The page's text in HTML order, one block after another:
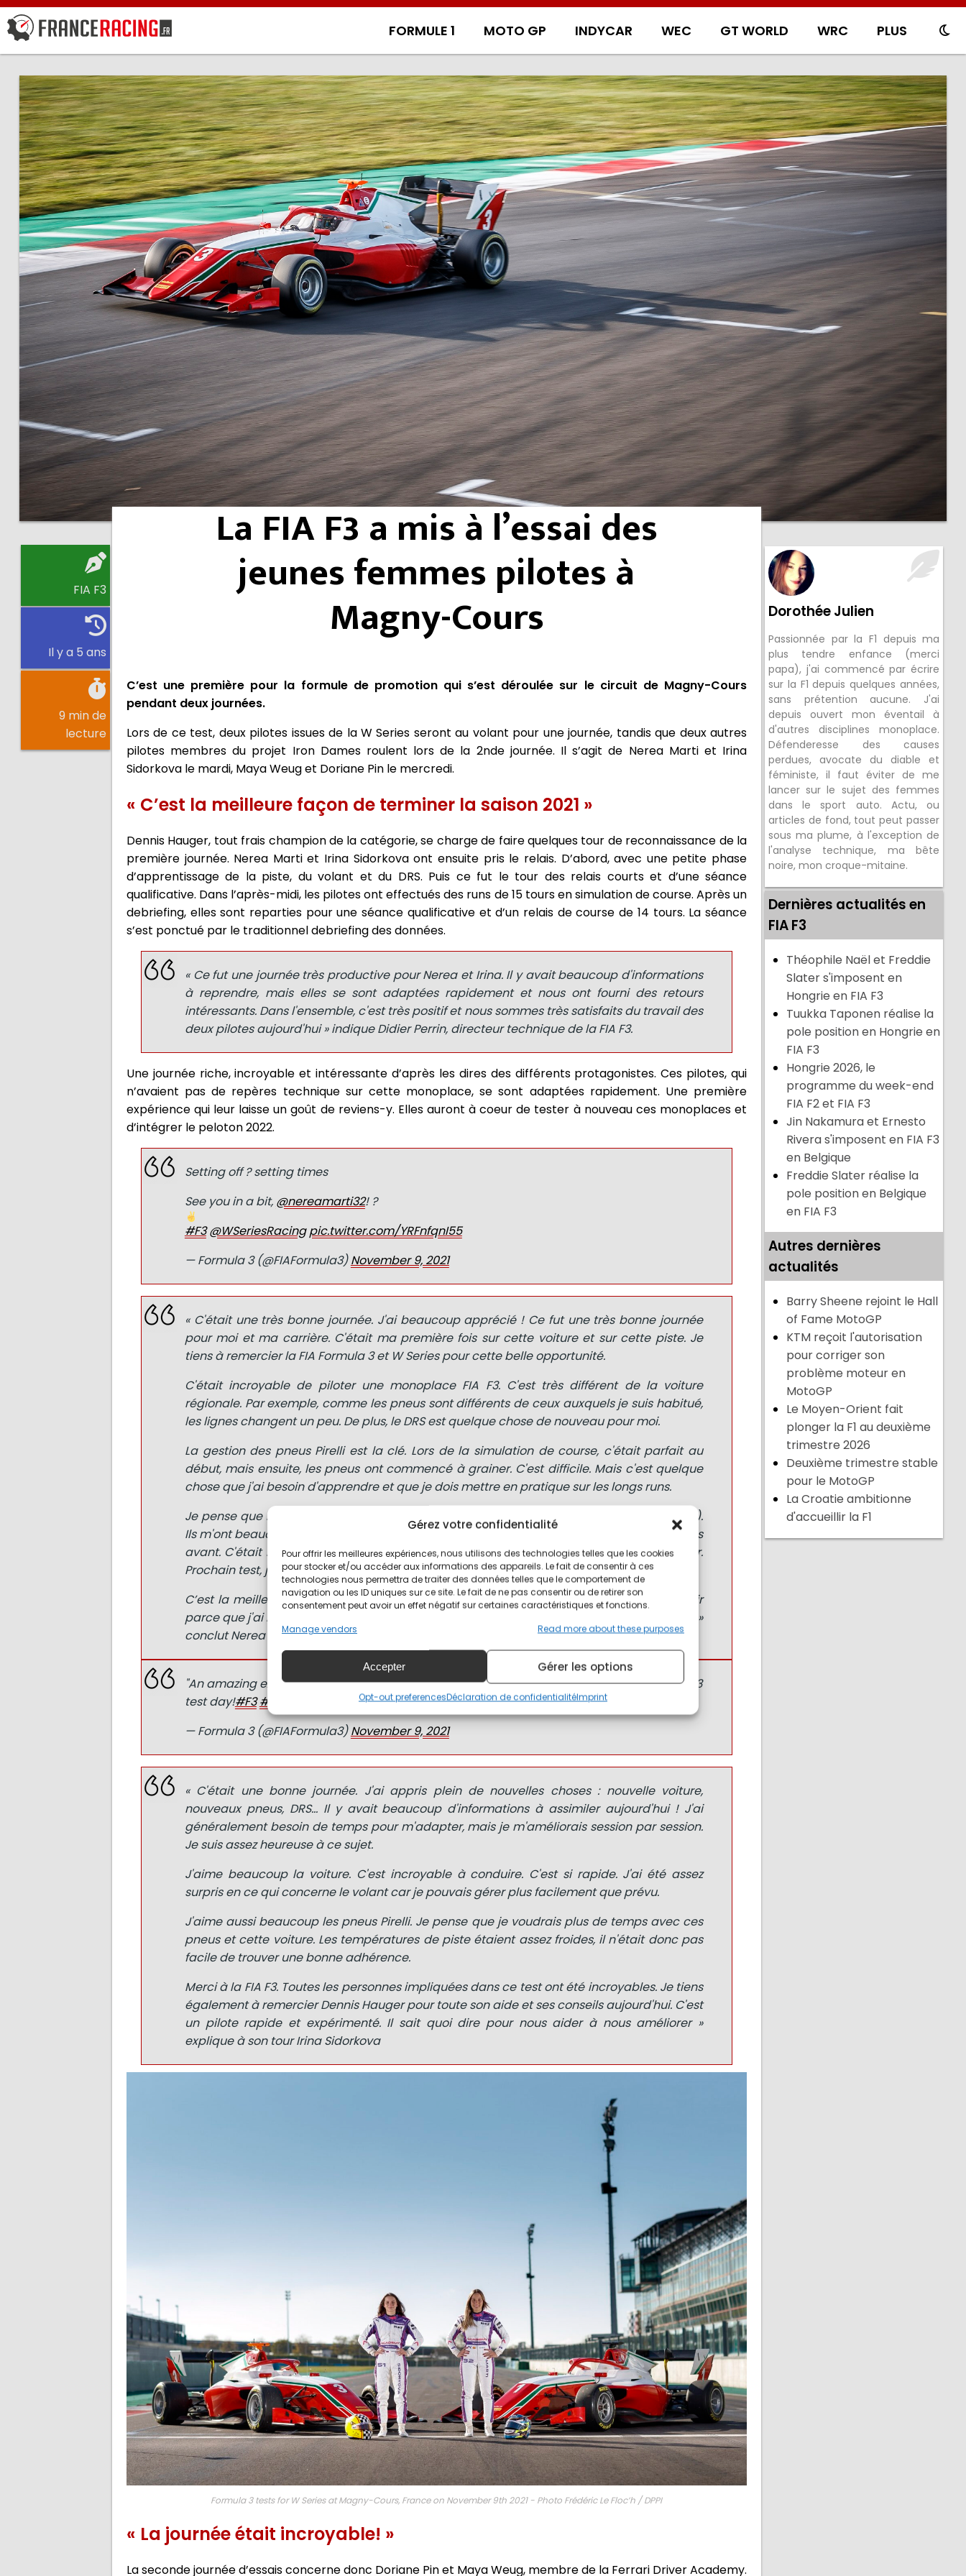
Gérez votre confidentialité
Pour offrir les meilleures expériences, nous utilisons des technologies telles que les cookies
pour stocker et/ou accéder aux informations des appareils. Le fait de consentir à ces
technologies nous permettra de traiter des données telles que le comportement de
navigation ou les ID uniques sur ce site. Le fait de ne pas consentir ou de retirer son
consentement peut avoir un effet négatif sur certaines caractéristiques et fonctions.
Manage vendors
Read more about these purposes
Accepter Gérer les options
Opt-out preferencesDéclaration de confidentialitéImprint
FORMULE 1 MOTO GP INDYCAR WEC GT WORLD WRC PLUS
FIA F3
Il y a 5 ans
9 min de
lecture
La FIA F3 a mis à l’essai des
jeunes femmes pilotes à
Magny-Cours
C’est une première pour la formule de promotion qui s’est déroulée sur le circuit de Magny-Cours
pendant deux journées.
Lors de ce test, deux pilotes issues de la W Series seront au volant pour une journée, tandis que deux autres
pilotes membres du projet Iron Dames roulent lors de la 2nde journée. Il s’agit de Nerea Marti et Irina
Sidorkova le mardi, Maya Weug et Doriane Pin le mercredi.
« C’est la meilleure façon de terminer la saison 2021 »
Dennis Hauger, tout frais champion de la catégorie, se charge de faire quelques tour de reconnaissance de la
première journée. Nerea Marti et Irina Sidorkova ont ensuite pris le relais. D’abord, avec une petite phase
d’apprentissage de la piste, du volant et du DRS. Puis ce fut le tour des relais courts et d’une séance
qualificative. Dans l’après-midi, les pilotes ont effectués des runs de 15 tours en simulation de course. Après un
debriefing, elles sont reparties pour une séance qualificative et d’un relais de course de 14 tours. La séance
s’est ponctué par le traditionnel debriefing des données.
« Ce fut une journée très productive pour Nerea et Irina. Il y avait beaucoup d'informations
à reprendre, mais elles se sont adaptées rapidement et nous ont fourni des retours
intéressants. Dans l'ensemble, c'est très positif et nous sommes très satisfaits du travail des
deux pilotes aujourd'hui » indique Didier Perrin, directeur technique de la FIA F3.
Une journée riche, incroyable et intéressante d’après les dires des différents protagonistes. Ces pilotes, qui
n’avaient pas de repères technique sur cette monoplace, se sont adaptées rapidement. Une première
expérience qui leur laisse un goût de reviens-y. Elles auront à coeur de tester à nouveau ces monoplaces et
d’intégrer le peloton 2022.
Setting off ? setting times
See you in a bit, @nereamarti32! ?
#F3 @WSeriesRacing pic.twitter.com/YRFnfqnI55
— Formula 3 (@FIAFormula3)November 9, 2021
« C'était une très bonne journée. J'ai beaucoup apprécié ! Ce fut une très bonne journée
pour moi et ma carrière. C'était ma première fois sur cette voiture et sur cette piste. Je
tiens à remercier la FIA Formula 3 et W Series pour cette belle opportunité.
C'était incroyable de piloter une monoplace FIA F3. C'est très différent de la voiture
régionale. Par exemple, comme les pneus sont différents de ceux auxquels je suis habitué,
les lignes changent un peu. De plus, le DRS est quelque chose de nouveau pour moi.
La gestion des pneus Pirelli est la clé. Lors de la simulation de course, c'était parfait au
début, mais ensuite, les pneus ont commencé à grainer. C'est difficile. Mais c'est quelque
chose que j'ai besoin d'apprendre et que je dois mettre en pratique sur les longs runs.
Je pense que nous avons fait un excellent travail avec Dennis (Hauger) et Julien (Gilbert).
Ils m'ont beaucoup aidé pendant la journée. J'ai appris beaucoup de choses que j'ignorais
avant. C'était beaucoup d'informations en une journée. Maintenant, je dois tout assimiler.
Prochain test, je serai encore mieux préparé.
C’est la meilleure façon de terminer la saison 2021. J'espère faire plus de tests à l'avenir
parce que j'ai beaucoup aimé ça, et j'espère être de retour au volant de la F3 très bientôt »
conclut Nerea Marti.
"An amazing experience" ?@WSeriesRacingAcademy's@IraSidorkovalooks back on her F3
test day!#F3 #WSeries
pic.twitter.com/hqUh9kiiSB
— Formula 3 (@FIAFormula3)November 9, 2021
« C'était une bonne journée. J'ai appris plein de nouvelles choses : nouvelle voiture,
nouveaux pneus, DRS… Il y avait beaucoup d'informations à assimiler aujourd'hui ! J'ai
généralement besoin de temps pour m'adapter, mais je m'améliorais session par session.
Je suis assez heureuse à ce sujet.
J'aime beaucoup la voiture. C'est incroyable à conduire. C'est si rapide. J'ai été assez
surpris en ce qui concerne le volant car je pouvais gérer plus facilement que prévu.
J'aime aussi beaucoup les pneus Pirelli. Je pense que je voudrais plus de temps avec ces
pneus et cette voiture. Les températures de piste étaient assez froides, il n'était donc pas
facile de trouver une bonne adhérence.
Merci à la FIA F3. Toutes les personnes impliquées dans ce test ont été incroyables. Je tiens
également à remercier Dennis Hauger pour toute son aide et ses conseils aujourd'hui. C'est
un pilote rapide et expérimenté. Il sait quoi dire pour nous aider à nous améliorer »
explique à son tour Irina Sidorkova
Formula 3 tests for W Series at Magny-Cours, France on November 9th 2021 - Photo Frédéric Le Floc’h / DPPI
« La journée était incroyable! »
La seconde journée d’essais concerne donc Doriane Pin et Maya Weug, membre de la Ferrari Driver Academy.
Dorothée Julien
Passionnée par la F1 depuis ma
plus tendre enfance (merci
papa), j'ai commencé par écrire
sur la F1 depuis quelques années,
sans prétention aucune. J'ai
depuis ouvert mon éventail à
d'autres disciplines monoplace.
Défenderesse des causes
perdues, avocate du diable et
féministe, il faut éviter de me
lancer sur le sujet des femmes
dans le sport auto. Actu, ou
articles de fond, tout peut passer
sous ma plume, à l'exception de
l'analyse technique, ma bête
noire, mon croque-mitaine.
Dernières actualités en
FIA F3
Théophile Naël et Freddie
Slater s'imposent en
Hongrie en FIA F3
Tuukka Taponen réalise la
pole position en Hongrie en
FIA F3
Hongrie 2026, le
programme du week-end
FIA F2 et FIA F3
Jin Nakamura et Ernesto
Rivera s'imposent en FIA F3
en Belgique
Freddie Slater réalise la
pole position en Belgique
en FIA F3
Autres dernières
actualités
Barry Sheene rejoint le Hall
of Fame MotoGP
KTM reçoit l'autorisation
pour corriger son
problème moteur en
MotoGP
Le Moyen-Orient fait
plonger la F1 au deuxième
trimestre 2026
Deuxième trimestre stable
pour le MotoGP
La Croatie ambitionne
d'accueillir la F1